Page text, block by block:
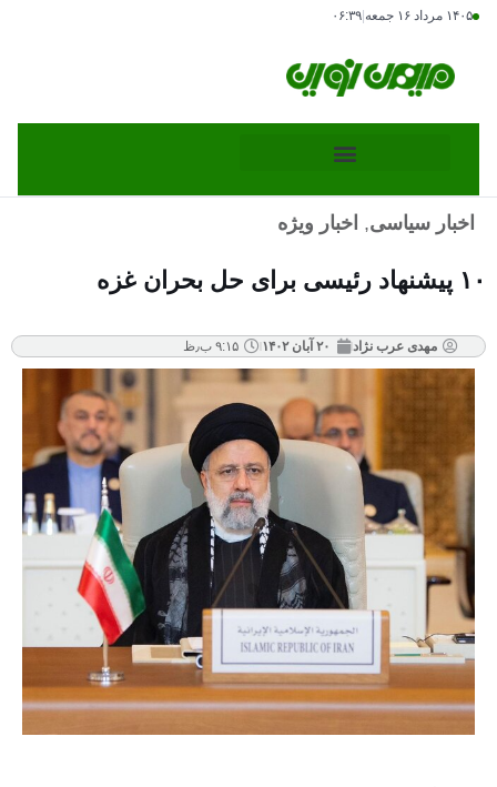
۱۴۰۵ مرداد ۱۶ جمعه ۰۶:۳۹
اخبار سیاسی, اخبار ویژه
۱۰ پیشنهاد رئیسی برای حل بحران غزه
مهدی عرب نژاد ۲۰ آبان ۱۴۰۲ ۹:۱۵ ب٫ظ